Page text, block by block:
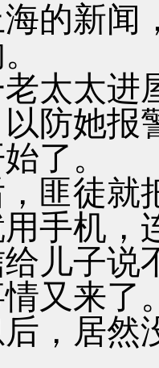
的新闻
太太进
防她报
了。
匪徒
手机，
儿子说
又来了
，居